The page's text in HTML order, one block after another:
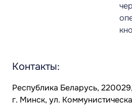
Контакты:
Республика Беларусь, 220029,
г. Минск, ул.